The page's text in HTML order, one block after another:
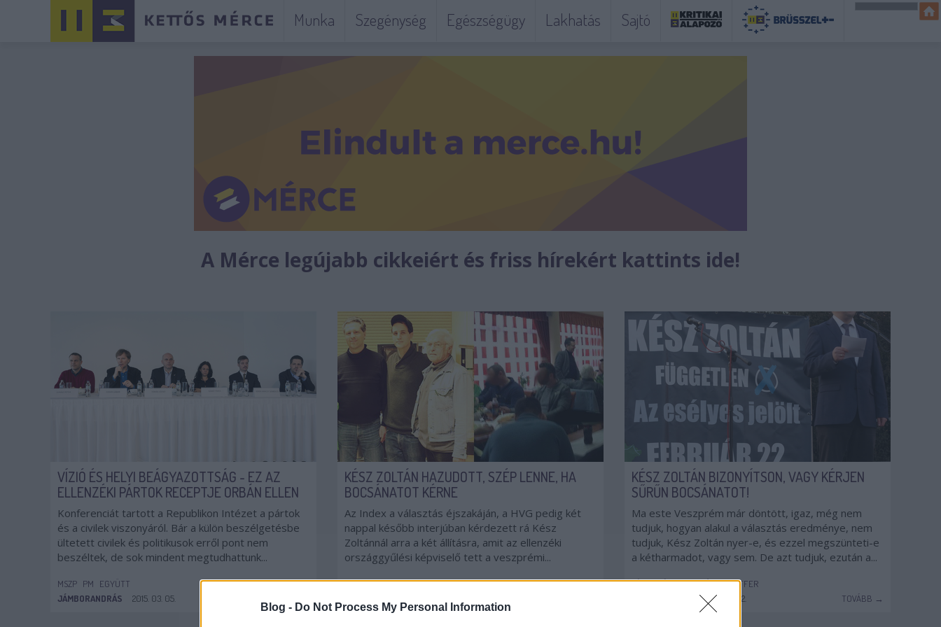
Blog - Do Not Process My Personal Information
Munka Szegénység Egészségügy Lakhatás Sajtó
A Mérce legújabb cikkeiért és friss hírekért kattints ide!
VÍZIÓ ÉS HELYI BEÁGYAZOTTSÁG - EZ AZ
ELLENZÉKI PÁRTOK RECEPTJE ORBÁN ELLEN
Konferenciát tartott a Republikon Intézet a pártok
és a civilek viszonyáról. Bár a külön beszélgetésbe
ültetett civilek és politikusok erről pont nem
beszéltek, de sok mindent megtudhattunk...
MSZP PM
EGYÜTT
JÁMBORANDRÁS
2015. 03. 05.
KÉSZ ZOLTÁN HAZUDOTT, SZÉP LENNE, HA
BOCSÁNATOT KÉRNE
Az Index a választás éjszakáján, a HVG pedig két
nappal később interjúban kérdezett rá Kész
Zoltánnál arra a két állításra, amit az ellenzéki
országgyűlési képviselő tett a veszprémi...
SCHIFFER LMP FIDESZ
KÉSZ ZOLTÁN BIZONYÍTSON, VAGY KÉRJEN
SŰRŰN BOCSÁNATOT!
Ma este Veszprém már döntött, igaz, még nem
tudjuk, hogyan alakul a választás eredménye, nem
tudjuk, Kész Zoltán nyer-e, és ezzel megszünteti-e
a kétharmadot, vagy sem. De azt tudjuk, ezután a...
VÁLASZTÁS VESZPRÉM SCHIFFER
2015. 02. 22. TOVÁBB →